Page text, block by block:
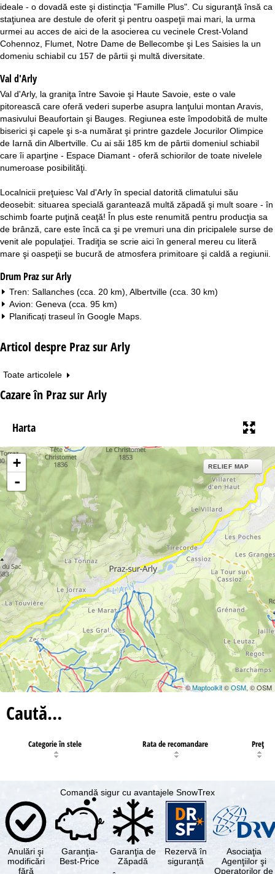
ideale - o dovadă este şi distincţia "Famille Plus". Cu siguranţă însă ca
staţiunea are destule de oferit şi pentru oaspeţii mai mari, la urma
urmei au acces de aici de la asocierea cu vecinele Crest-Voland
Cohennoz, Flumet, Notre Dame de Bellecombe şi Les Saisies la un
domeniu schiabil cu 157 de pârtii şi multă diversitate.
Val d'Arly
Val d'Arly, la graniţa între Savoie şi Haute Savoie, este o vale
pitorească care oferă vederi superbe asupra lanţului montan Aravis,
masivului Beaufortain şi Bauges. Regiunea este împodobită de multe
biserici şi capele şi s-a numărat şi printre gazdele Jocurilor Olimpice
de Iarnă din Albertville. Cu ai săi 185 km de pârtii domeniul schiabil
care îi aparţine - Espace Diamant - oferă schiorilor de toate nivelele
numeroase posibilităţi.
Localnicii preţuiesc Val d'Arly în special datorită climatului său
deosebit: situarea specială garantează multă zăpadă şi mult soare - în
schimb foarte puţină ceaţă! În plus este renumită pentru producţia sa
de brânză, care este încă ca şi pe vremuri una din pricipalele surse de
venit ale populaţiei. Tradiţia se scrie aici în general mereu cu literă
mare şi oaspeţii se bucură de atmosfera primitoare şi caldă a regiunii.
Drum Praz sur Arly
Tren: Sallanches (cca. 20 km), Albertville (cca. 30 km)
Avion: Geneva (cca. 95 km)
Planificați traseul în Google Maps
Articol despre Praz sur Arly
Toate articolele
Cazare în Praz sur Arly
Harta
+
-
RELIEF MAP
©Maptoolkit©OSM, © OSM
Caută…
Categorie în stele Rata de recomandare Preţ
Comandă sigur cu avantajele SnowTrex
Anulări şi
modificări
fără
Garanţia-
Best-Price
Garanţia de
Zăpadă
Rezervă în
siguranţă
Asociaţia
Agenţiilor şi
Operatorilor de